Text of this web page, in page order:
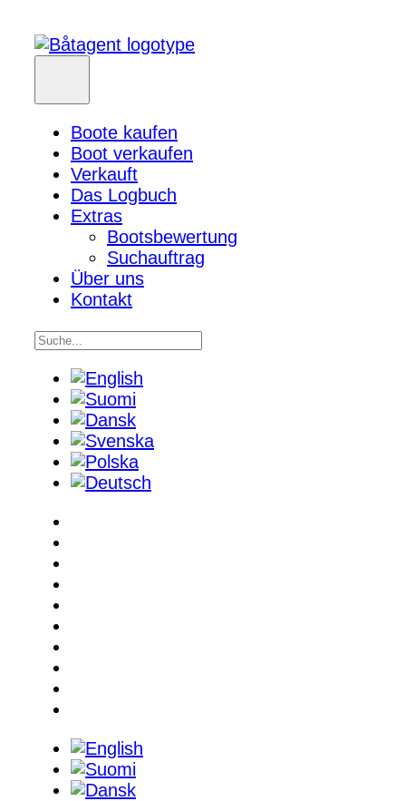
Boote kaufen
Boot verkaufen
Verkauft
Das Logbuch
Extras
Bootsbewertung
Suchauftrag
Über uns
Kontakt